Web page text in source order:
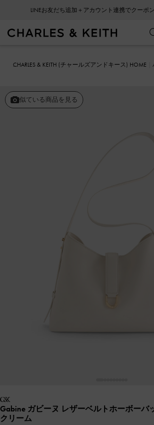
LINEお友だち追加＋アカウント連携でクーポ
CHARLES & KEITH (チャールズアンドキース) HOME
似ている商品を見る
Gabine ガビーヌ レザーベルトホーボーバ
クリーム